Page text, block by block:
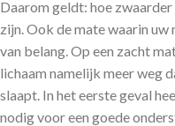
Daarom geldt: hoe
zijn. Ook de mate waarin
van belang. Op een zacht
lichaam namelijk meer weg
slaapt. In het eerste geval
nodig voor een goede